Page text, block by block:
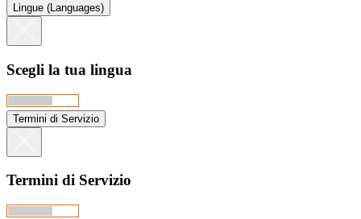
Lingue (Languages)
Scegli la tua lingua
Termini di Servizio
Termini di Servizio